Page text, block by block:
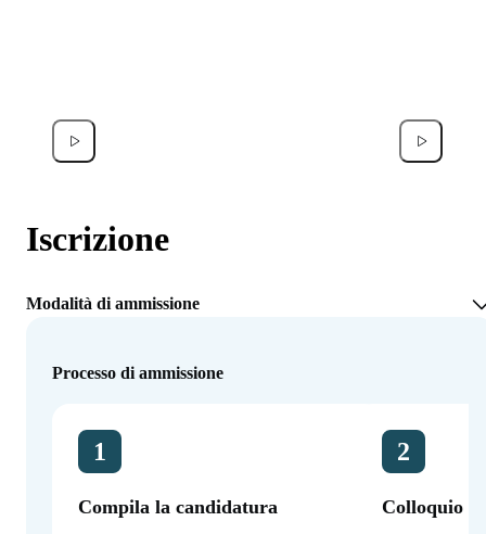
Iscrizione
Modalità di ammissione
Processo di ammissione
1
Compila la candidatura
2
Colloquio